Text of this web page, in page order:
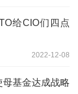
给CIO们四点
2022-12-08
基金达成战略